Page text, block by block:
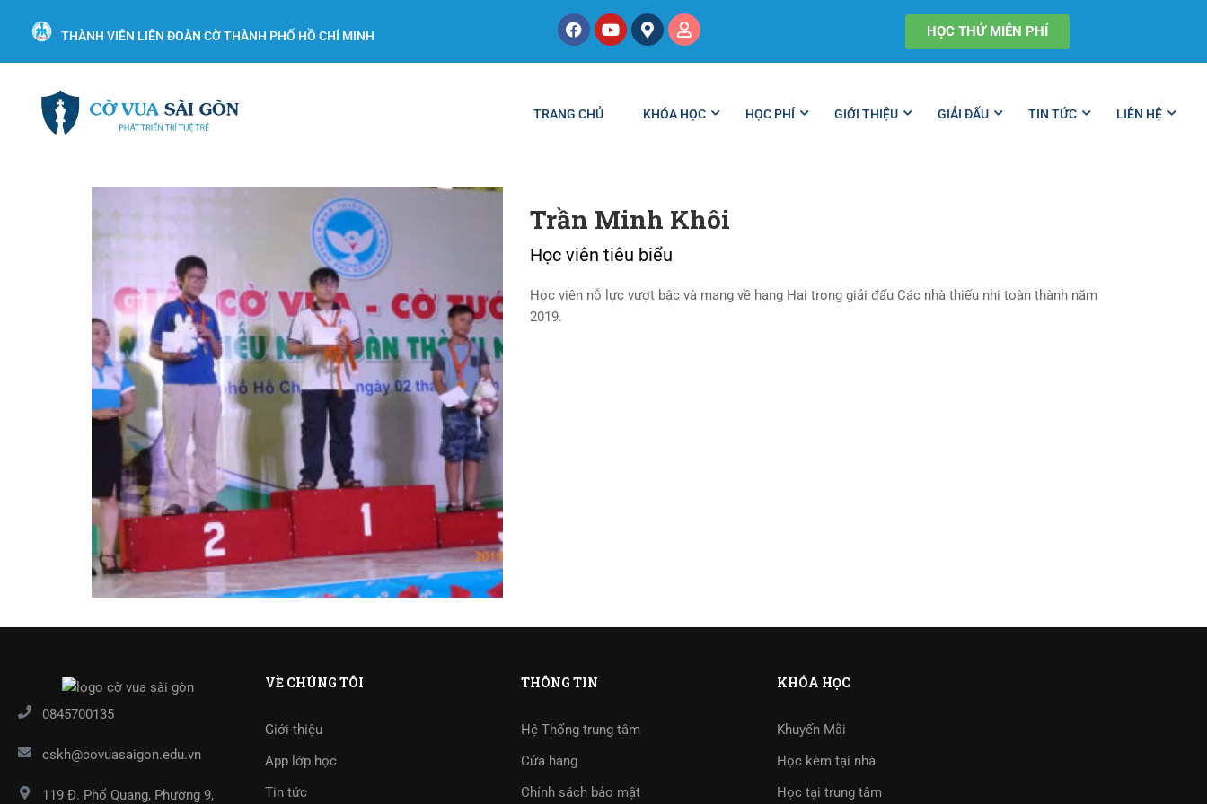
THÀNH VIÊN LIÊN ĐOÀN CỜ THÀNH PHỐ HỒ CHÍ MINH HỌC THỬ MIỄN PHÍ
TRANG CHỦ KHÓA HỌC HỌC PHÍ GIỚI THIỆU GIẢI ĐẤU TIN TỨC LIÊN HỆ
Trần Minh Khôi
Học viên tiêu biểu
Học viên nỗ lực vượt bậc và mang về hạng Hai trong giải đấu Các nhà thiếu nhi toàn thành năm
2019.
0845700135
cskh@covuasaigon.edu.vn
119 Đ. Phổ Quang, Phường 9,
VỀ CHÚNG TÔI
Giới thiệu
App lớp học
Tin tức
THÔNG TIN
Hệ Thống trung tâm
Cửa hàng
Chính sách bảo mật
KHÓA HỌC
Khuyến Mãi
Học kèm tại nhà
Học tại trung tâm